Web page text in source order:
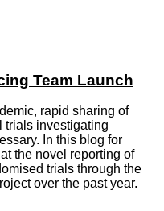
Team Launch
rapid sharing of
trials investigating
In this blog for
the novel reporting of
trials through the
over the past year.